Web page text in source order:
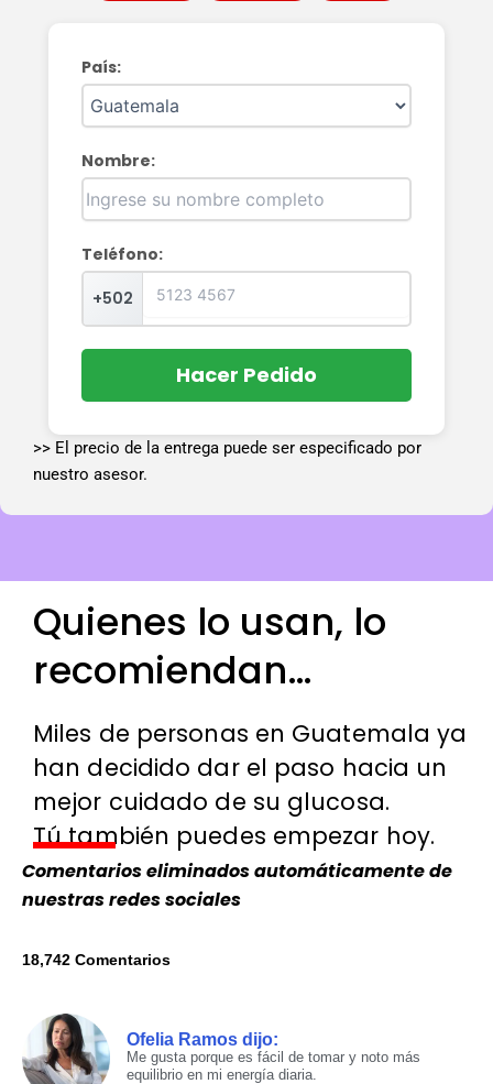
País:
Nombre:
Teléfono:
+502
Hacer Pedido
>> El precio de la entrega puede ser especificado por
nuestro asesor.
Quienes lo usan, lo
recomiendan…​
Miles de personas en Guatemala ya
han decidido dar el paso hacia un
mejor cuidado de su glucosa.
Tú también puedes empezar hoy.
Comentarios eliminados automáticamente de
nuestras redes sociales
18,742 Comentarios
Ofelia Ramos dijo:​
Me gusta porque es fácil de tomar y noto más
equilibrio en mi energía diaria.